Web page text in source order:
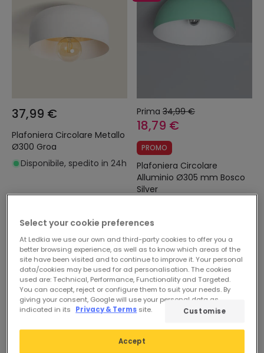
37,99 €
Plafoniera Circolare Metallo
Ø300 Groa
Disponibile, spedito in 24h
Prima 34,99 €
18,79 €
PROMO
Plafoniera Circolare
Alluminio Ø305 mm Bosco
Silver
Select your cookie preferences
At Ledkia we use our own and third-party cookies to offer you a
better browsing experience, as well as to know which areas of the
site have been visited and to continue to improve it. Your personal
data/cookies may be used for ad personalisation. The cookies
used are: Technical, Performance, Functionality and Targeted.
You can accept, reject or configure them to suit your needs. By
giving your consent, Google will use your personal data as
indicated in its
Privacy & Terms site.
Accept
Customise